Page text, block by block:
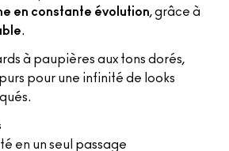
en constante évolution, grâce à
.
à paupières aux tons dorés,
pour une infinité de looks
en un seul passage